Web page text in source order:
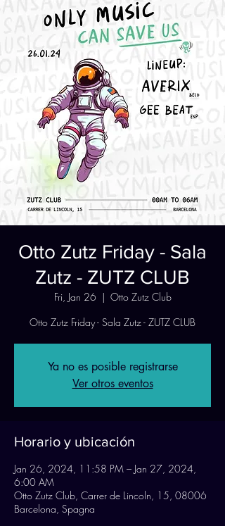
Otto Zutz Friday - Sala
Zutz - ZUTZ CLUB
Fri, Jan 26
  |
Otto Zutz Club
Otto Zutz Friday - Sala Zutz - ZUTZ CLUB
Ya no es posible registrarse
Ver otros eventos
Horario y ubicación
Jan 26, 2024, 11:58 PM – Jan 27, 2024,
6:00 AM
Otto Zutz Club, Carrer de Lincoln, 15, 08006
Barcelona, Spagna